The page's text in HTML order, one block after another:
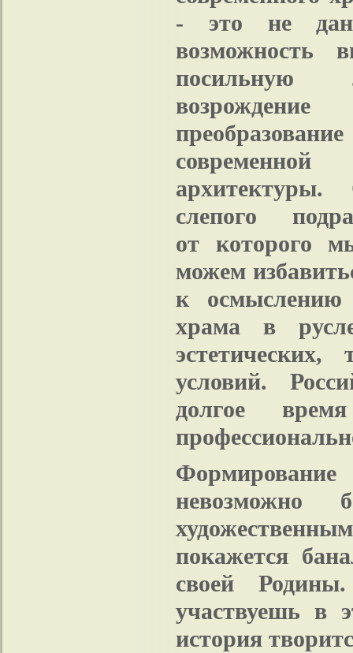
- это не
возможность
преобразование
слепого
от которого
можем
к осмыслению
храма в
условий.
долгое
Формирование
покажется
своей Родины.
участвуешь в
история